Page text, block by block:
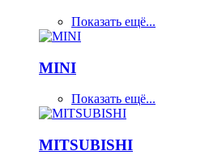
Показать ещё...
MINI
Показать ещё...
MITSUBISHI